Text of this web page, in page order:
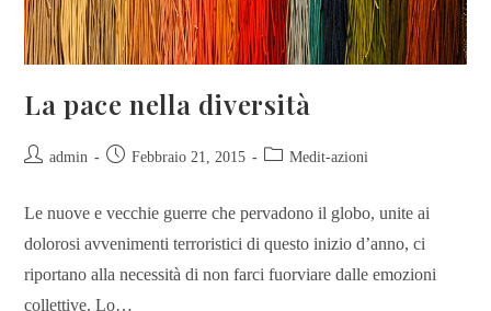
La pace nella diversità
admin Febbraio 21, 2015 Medit-azioni
Le nuove e vecchie guerre che pervadono il globo, unite ai
dolorosi avvenimenti terroristici di questo inizio d’anno, ci
riportano alla necessità di non farci fuorviare dalle emozioni
collettive. Lo…